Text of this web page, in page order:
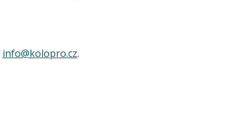
info@kolopro.cz.